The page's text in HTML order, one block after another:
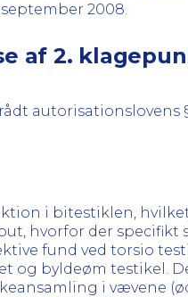
september 2008.
af 2.
autorisationslovens
i bitestiklen,
hvorfor der specifikt
fund ved torsio
og byldeøm testikel.
i vævene